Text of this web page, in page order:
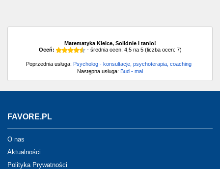
Matematyka Kielce, Solidnie i tanio!
Oceń:
- średnia ocen: 4,5na 5(liczba ocen: 7)
Poprzednia usługa: Psycholog - konsultacje, psychoterapia, coaching
Następna usługa: Bud - mal
FAVORE.PL
O nas
Aktualności
Polityka Prywatności